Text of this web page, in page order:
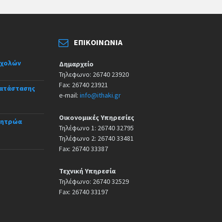
ΕΠΙΚΟΙΝΩΝΊΑ
Δημαρχείο
Τηλεφωνο: 26740 23920
Fax: 26740 23921
e-mail:info@ithaki.gr
Οικονομικές Υπηρεσίες
Τηλέφωνο 1: 26740 32795
Τηλέφωνο 2: 26740 33481
Fax: 26740 33387
Τεχνική Υπηρεσία
Τηλέφωνο: 26740 32529
Fax: 26740 33197